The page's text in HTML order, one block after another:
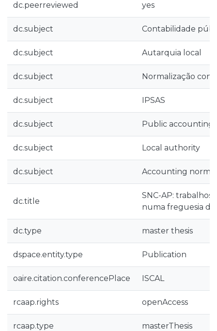
dc.peerreviewed yes
dc.subject Contabilidade
dc.subject Autarquia local
dc.subject Normalização
dc.subject IPSAS
dc.subject Public accounting
dc.subject Local authority
dc.subject Accounting
dc.title
SNC-AP: trabalhos
numa freguesia de
dc.type master thesis
dspace.entity.type Publication
oaire.citation.conferencePlace ISCAL
rcaap.rights openAccess
rcaap.type masterThesis